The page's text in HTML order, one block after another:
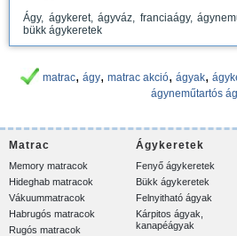
Ágy, ágykeret, ágyváz, franciaágy,
bükk ágykeretek
matrac, ágy, matrac akció, ágyak,
ágyneműtartós
Matrac
Memory matracok
Hideghab matracok
Vákuummatracok
Habrugós matracok
Rugós matracok
Ágykeretek
Fenyő ágykeretek
Bükk ágykeretek
Felnyitható ágyak
Kárpitos ágyak,
kanapéágyak